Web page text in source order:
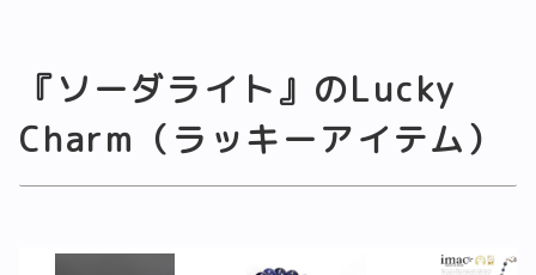
『ソーダライト』のLucky
Charm（ラッキーアイテム）